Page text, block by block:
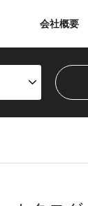
会社概要